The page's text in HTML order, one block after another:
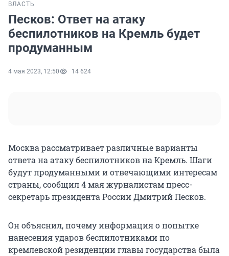
ВЛАСТЬ
Песков: Ответ на атаку
беспилотников на Кремль будет
продуманным
4 мая 2023, 12:50 14 624
Москва рассматривает различные варианты
ответа на атаку беспилотников на Кремль. Шаги
будут продуманными и отвечающими интересам
страны, сообщил 4 мая журналистам пресс-
секретарь президента России Дмитрий Песков.
Он объяснил, почему информация о попытке
нанесения ударов беспилотниками по
кремлевской резиденции главы государства была